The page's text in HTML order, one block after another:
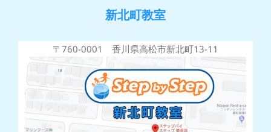
新北町教室
〒760-0001 香川県高松市新北町13-11